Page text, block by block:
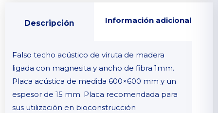
Descripción Información adicional
Falso techo acústico de viruta de madera
ligada con magnesita y ancho de fibra 1mm.
Placa acústica de medida 600×600 mm y un
espesor de 15 mm. Placa recomendada para
sus utilización en bioconstrucción